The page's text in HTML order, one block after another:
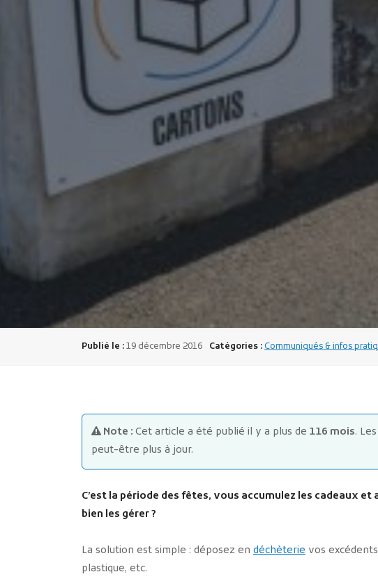
Publié le :19 décembre 2016 Catégories :Communiqués & infos
Note : Cet article a été publié il y a plus de 116 mois.
peut-être plus à jour.
C’est la période des fêtes, vous accumulez les cadeaux
bien les gérer ?
La solution est simple : déposez en déchèterie vos
plastique, etc.